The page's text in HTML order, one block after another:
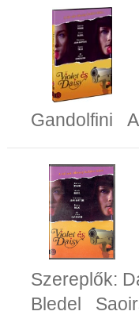
Gandolfini
Szereplők:
Bledel